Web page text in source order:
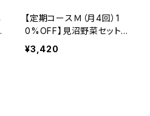
【定期コースＭ（月4回）1
0%OFF】見沼野菜セット
（Ｍサイズ） ※火曜または
木曜発送
¥3,420